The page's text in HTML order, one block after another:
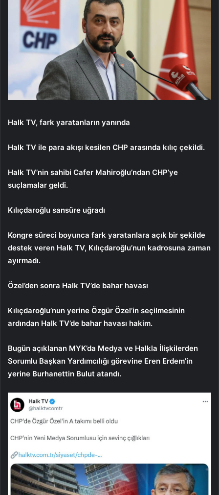
Halk TV, fark yaratanların yanında
Halk TV ile para akışı kesilen CHP arasında kılıç çekildi.
Halk TV’nin sahibi Cafer Mahiroğlu’ndan CHP’ye
suçlamalar geldi.
Kılıçdaroğlu sansüre uğradı
Kongre süreci boyunca fark yaratanlara açık bir şekilde
destek veren Halk TV, Kılıçdaroğlu’nun kadrosuna zaman
ayırmadı.
Özel’den sonra Halk TV’de bahar havası
Kılıçdaroğlu’nun yerine Özgür Özel’in seçilmesinin
ardından Halk TV’de bahar havası hakim.
Bugün açıklanan MYK’da Medya ve Halkla İlişkilerden
Sorumlu Başkan Yardımcılığı görevine Eren Erdem’in
yerine Burhanettin Bulut atandı.